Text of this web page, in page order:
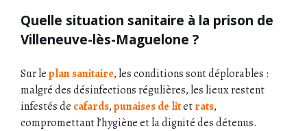
Quelle situation sanitaire à la prison de
Villeneuve-lès-Maguelone ?
Sur leplan sanitaire, les conditions sont déplorables :
malgré des désinfections régulières, les lieux restent
infestés de cafards,punaises de litetrats,
compromettant l’hygiène et la dignité des détenus.